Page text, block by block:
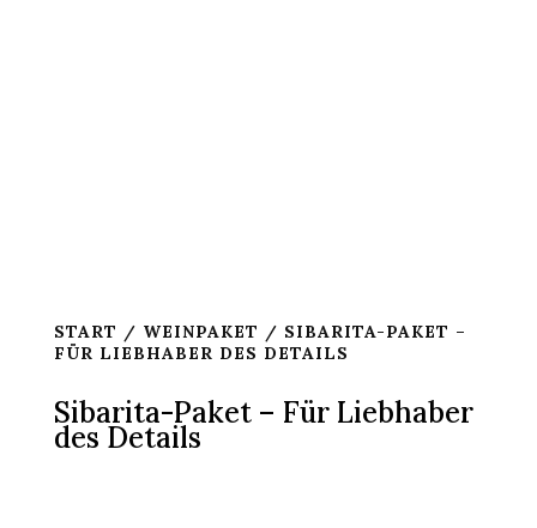
START / WEINPAKET / SIBARITA-PAKET –
FÜR LIEBHABER DES DETAILS
Sibarita-Paket – Für Liebhaber
des Details